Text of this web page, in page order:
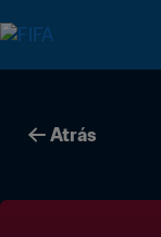
Atrás